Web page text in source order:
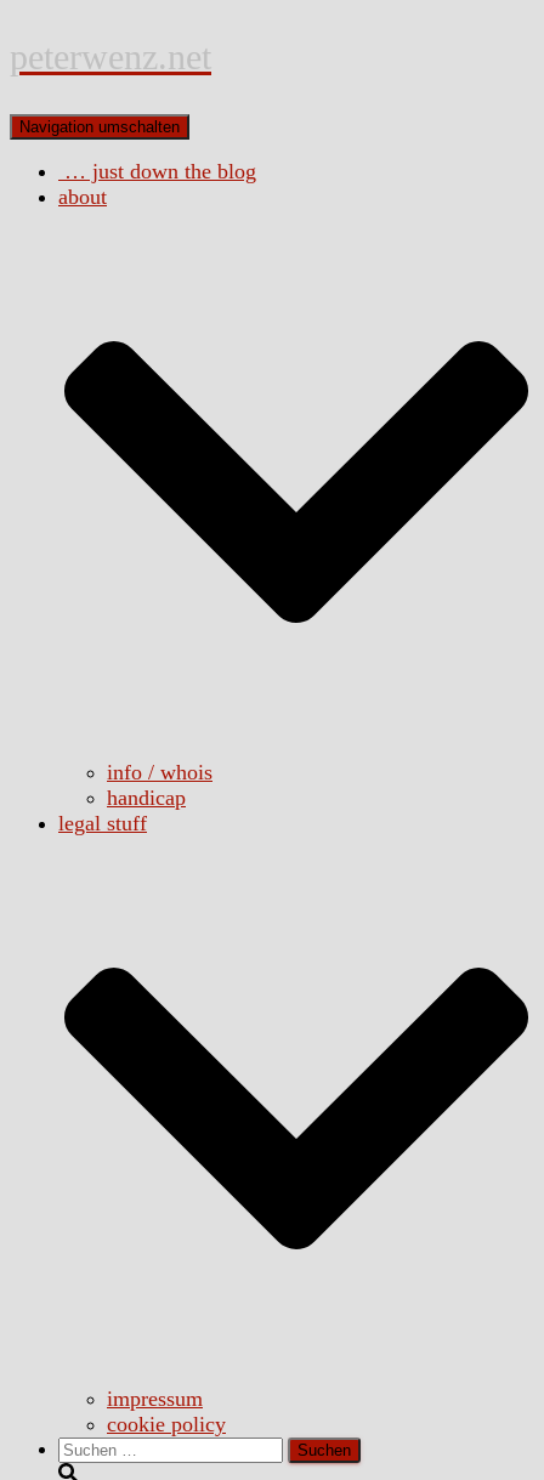
peterwenz.net
Navigation umschalten
… just down the blog
about
info / whois
handicap
legal stuff
impressum
cookie policy
Suchen
nach: